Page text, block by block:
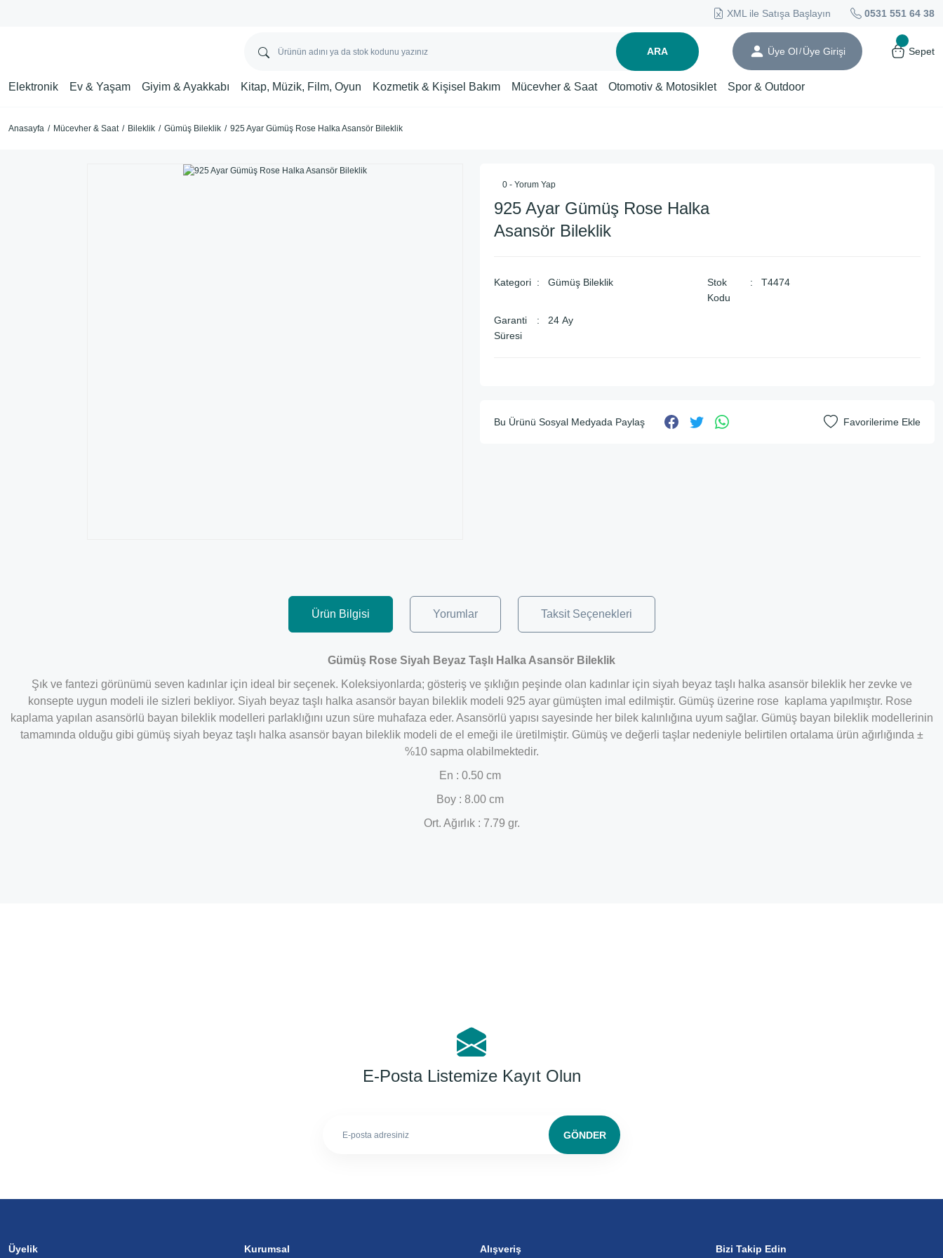
XML ile Satışa Başlayın 0531 551 64 38
ARA Üye Ol/ Üye Girişi Sepet
Elektronik Ev & Yaşam Giyim & Ayakkabı Kitap, Müzik, Film, Oyun Kozmetik & Kişisel Bakım Mücevher & Saat Otomotiv & Motosiklet Spor & Outdoor
Anasayfa Mücevher & Saat Bileklik Gümüş Bileklik 925 Ayar Gümüş Rose Halka Asansör Bileklik
0 - Yorum Yap
925 Ayar Gümüş Rose Halka
Asansör Bileklik
Kategori Gümüş Bileklik
Stok
Kodu
T4474
Garanti
Süresi
24 Ay
Bu Ürünü Sosyal Medyada Paylaş
Ürün Bilgisi Yorumlar Taksit Seçenekleri
Gümüş Rose Siyah Beyaz Taşlı Halka Asansör Bileklik
Şık ve fantezi görünümü seven kadınlar için ideal bir seçenek. Koleksiyonlarda; gösteriş ve şıklığın peşinde olan kadınlar için siyah beyaz taşlı halka asansör bileklik her zevke ve
konsepte uygun modeli ile sizleri bekliyor. Siyah beyaz taşlı halka asansör bayan bileklik modeli 925 ayar gümüşten imal edilmiştir. Gümüş üzerine rose kaplama yapılmıştır. Rose
kaplama yapılan asansörlü bayan bileklik modelleri parlaklığını uzun süre muhafaza eder. Asansörlü yapısı sayesinde her bilek kalınlığına uyum sağlar. Gümüş bayan bileklik modellerinin
tamamında olduğu gibi gümüş siyah beyaz taşlı halka asansör bayan bileklik modeli de el emeği ile üretilmiştir. Gümüş ve değerli taşlar nedeniyle belirtilen ortalama ürün ağırlığında ±
%10 sapma olabilmektedir.
En : 0.50 cm
Boy : 8.00 cm
Ort. Ağırlık : 7.79 gr.
E-Posta Listemize Kayıt Olun
GÖNDER
Üyelik Kurumsal Alışveriş Bizi Takip Edin